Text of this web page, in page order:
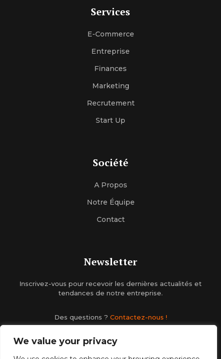
We value your privacy
Services
E-Commerce
Entreprise
Finances
Marketing
Recrutement
Start Up
Société
A Propos
Notre Équipe
Contact
Newsletter
Inscrivez-vous pour recevoir les dernières actualités et
tendances de notre entreprise.
Des questions ? Contactez-nous !